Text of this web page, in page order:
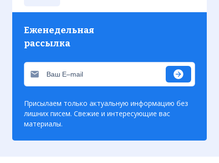
Еженедельная
рассылка
Присылаем только актуальную информацию без
лишних писем. Свежие и интересующие вас
материалы.